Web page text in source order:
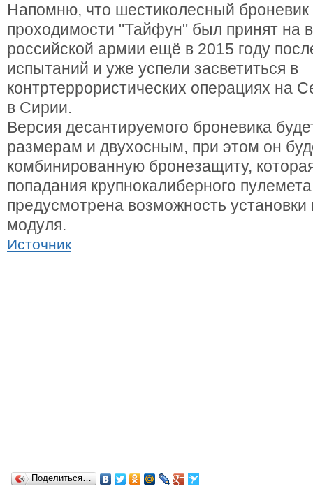
Напомню, что шестиколесный
проходимости "Тайфун" был принят на
российской армии ещё в 2015 году
испытаний и уже успели засветиться в
контртеррористических операциях на
в Сирии.
Версия десантируемого броневика
размерам и двухосным, при этом он
комбинированную бронезащиту,
попадания крупнокалиберного
предусмотрена возможность
модуля.
Источник
Поделиться…